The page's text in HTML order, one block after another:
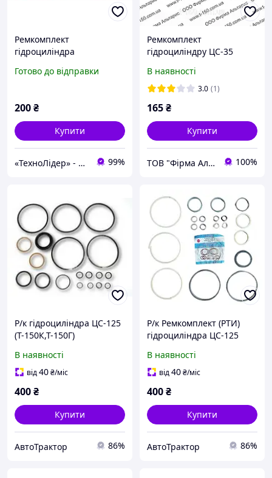
Ремкомплект
гідроциліндра
навантажувача-
Готово до відправки
200₴
Купити
«ТехноЛідер» - запчастини для сільськогосподарської техніки 99%
Ремкомплект
гідроциліндру ЦС-35
платформи Т-16/25
В наявності
3.0 (1)
165₴
Купити
ТОВ "Фірма Альтаріс" 100%
Р/к гідроциліндра ЦС-125
(Т-150К,Т-150Г)
В наявності
від40₴/міс
400₴
Купити
АвтоТрактор 86%
Р/к Ремкомплект (РТИ)
гідроциліндра ЦС-125
В наявності
від40₴/міс
400₴
Купити
АвтоТрактор 86%